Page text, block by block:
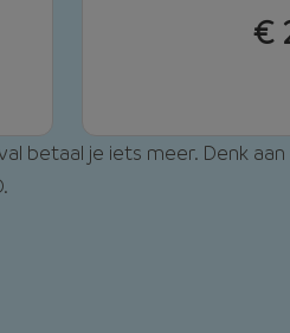
€
betaal je iets meer. Denk aan